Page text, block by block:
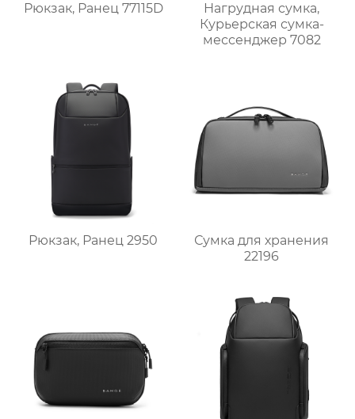
Рюкзак, Ранец 77115D
Нагрудная сумка,
Курьерская сумка-
мессенджер 7082
Рюкзак, Ранец 2950
Сумка для хранения
22196